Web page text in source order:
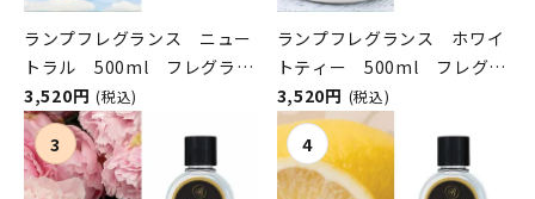
ランプフレグランス ニュー
トラル 500ml フレグラン
スランプ用オイル
ASHLEIGH&BURWOOD（ア
シュレイアンドバーウッド）
3,520円 (税込)
ランプフレグランス ホワイ
トティー 500ml フレグラ
ンスランプ用オイル
ASHLEIGH&BURWOOD（ア
シュレイアンドバーウッド）
3,520円 (税込)